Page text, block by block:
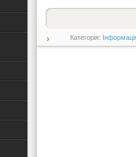
Категорія: